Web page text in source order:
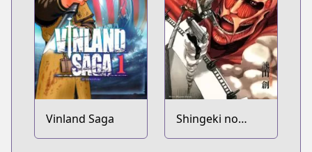
Vinland Saga
Shingeki no
Kyojin